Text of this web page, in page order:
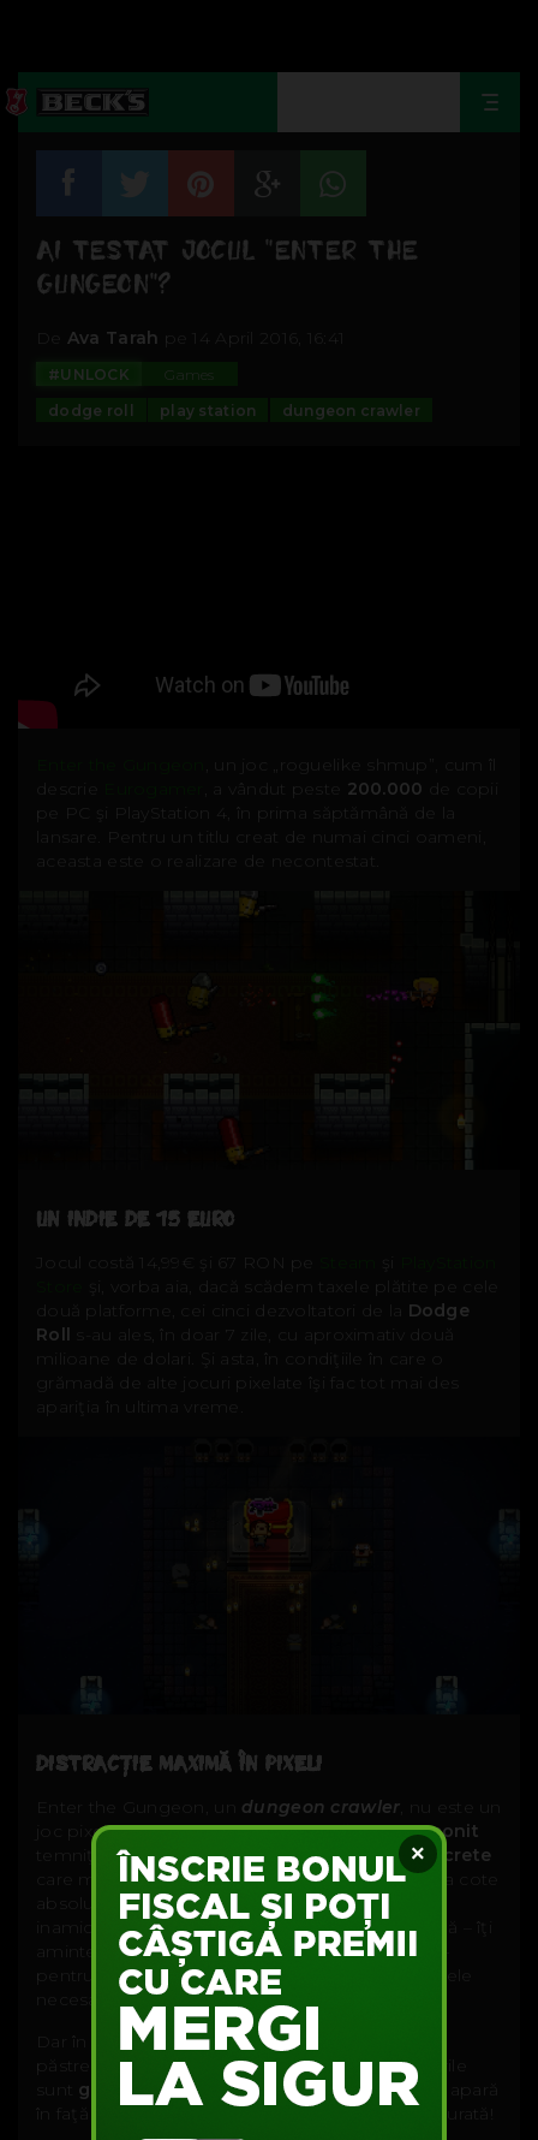
×
AI TESTAT JOCUL "ENTER THE
GUNGEON"?
Ava Tarah pe 14 April 2016, 16:41
#UNLOCK
Games
dodge roll
play station dungeon crawler
, un joc „roguelike shmup”, cum îl
descrie
, a vândut peste 200.000 de copii
pe PC şi PlayStation 4, în prima săptămână de la
lansare. Pentru un titlu creat de numai cinci oameni,
aceasta este o realizare de necontestat.
UN INDIE DE 15 EURO
Jocul costă 14,99€ şi 67 RON pe
şi, vorba aia, dacă scădem taxele plătite pe cele
două platforme, cei cinci dezvoltatori de la Dodge
Roll s-au ales, în doar 7 zile, cu aproximativ două
milioane de dolari. Şi asta, în condiţiile în care o
grămadă de alte jocuri pixelate îşi fac tot mai des
apariţia în ultima vreme.
DISTRACŢIE MAXIMĂ ÎN PIXELI
Enter the Gungeon, un dungeon crawler , nu este un
joc pixelat oarecare. Este o aventură descormonit
temniţele, de ucisbazaconii, de descoperitsecrete
care mai de care mai incitante şi dedistracţie
la cote
absolute. Te fereşti de capcane şi de gloanţele
inamicilor dacă vrei să rămâi cât mai mult în viaţă – îţi
aminteşti probabil cum era în Binding of Isaac –
pentru că viaţa o poţi reface doar cumpărând cele
necesare de la diverşi vânzători.
Dar în loc să-ţi dai banii pe poţiuni, mai bine îi
păstrezi şi-ţi cumperi power-ups. În plus, nivelurile
sunt generate procedural
, iar inamicii pot să-ţi apară
în faţă fix atunci când nu te aştepţi. Adrenalină curată!